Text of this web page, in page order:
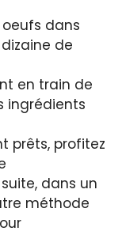
dans
de
en train de
ingrédients
prêts, profitez
dans un
méthode